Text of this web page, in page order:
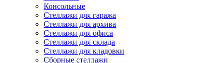
Консольные
Стеллажи для гаража
Стеллажи для архива
Стеллажи для офиса
Стеллажи для склада
Стеллажи для кладовки
Сборные стеллажи